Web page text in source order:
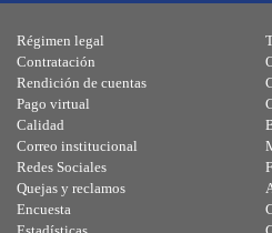
Régimen legal
Contratación
Rendición de cuentas
Pago virtual
Calidad
Correo institucional
Redes Sociales
Quejas y reclamos
Encuesta